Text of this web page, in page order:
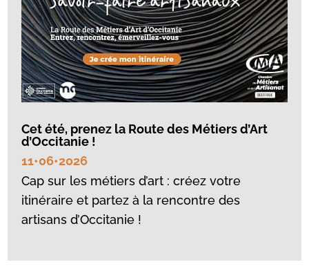
Cet été, prenez la Route des Métiers d’Art
d’Occitanie !
11•06•2026
Cap sur les métiers d’art : créez votre
itinéraire et partez à la rencontre des
artisans d’Occitanie !